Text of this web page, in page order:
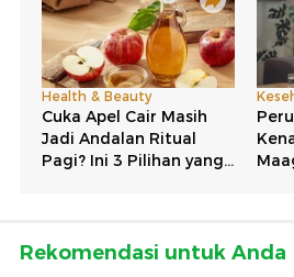
Rekomendasi untuk Anda